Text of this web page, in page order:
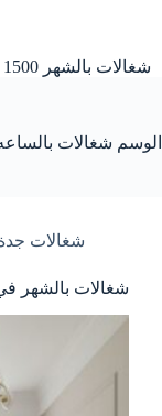
شغالات بالشهر 1500 الرياض
الوسم شغالات
شغالات
شغالات بالشهر